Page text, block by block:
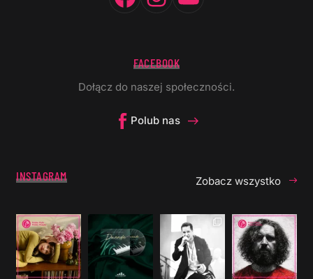
FACEBOOK
Dołącz do naszej społeczności.
Polub nas
INSTAGRAM Zobacz wszystko